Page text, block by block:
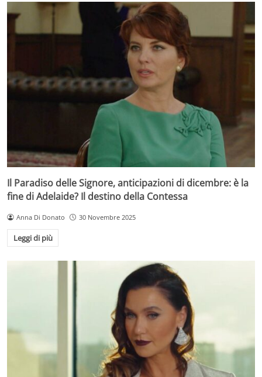
Il Paradiso delle Signore, anticipazioni di dicembre: è la
fine di Adelaide? Il destino della Contessa
Anna Di Donato 30 Novembre 2025
Leggi di più